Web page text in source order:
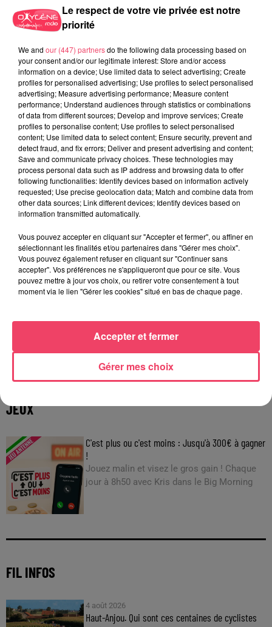
29 juillet 2026
SEGRÉ. ATTAQUE À L'ARME BLANCHE : L'AGRESSEUR INTERPELLÉ,
LE...
INCENDIE EN GIRONDE. « DIRE QU'ON N'A PAS EU PEUR, CE N'EST
JEUX
C'est plus ou c'est moins : Jusqu'à 300€ à gagner
!
Jouez malin et visez le gros gain ! Chaque
jour à 8h50 avec Kris dans le Big Morning
FIL INFOS
4 août 2026
Haut-Anjou. Qui sont ces centaines de cyclistes
Le respect de votre vie privée est notre
priorité
We and our (447) partnersdo the following data processing based on
your consent and/or our legitimate interest: Store and/or access
information on a device; Use limited data to select advertising; Create
profiles for personalised advertising; Use profiles to select personalised
advertising; Measure advertising performance; Measure content
performance; Understand audiences through statistics or combinations
of data from different sources; Develop and improve services; Create
profiles to personalise content; Use profiles to select personalised
content; Use limited data to select content; Ensure security, prevent and
detect fraud, and fix errors; Deliver and present advertising and content;
Save and communicate privacy choices. These technologies may
process personal data such as IP address and browsing data to offer
following functionalities: Identify devices based on information actively
requested; Use precise geolocation data; Match and combine data from
other data sources; Link different devices; Identify devices based on
information transmitted automatically.
Vous pouvez accepter en cliquant sur "Accepter et fermer", ou affiner en
sélectionnant les finalités et/ou partenaires dans "Gérer mes choix".
Vous pouvez également refuser en cliquant sur "Continuer sans
accepter". Vos préférences ne s'appliqueront que pour ce site. Vous
pouvez mettre à jour vos choix, ou retirer votre consentement à tout
moment via le lien "Gérer les cookies" situé en bas de chaque page.
Gérer mes choix
Accepter et fermer